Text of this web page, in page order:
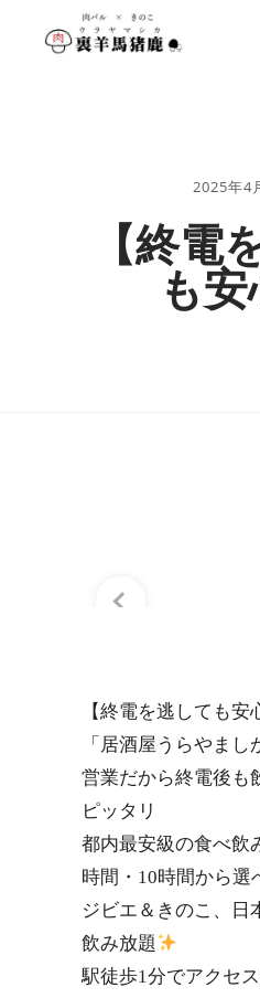
2025年4
【終電
も
【終電を逃しても安
「居酒屋うらやま
営業だから終電後も
ピッタリ
都内最安級の食べ飲
時間・10時間から選
ジビエ＆きのこ、日
飲み放題
駅徒歩1分でアクセス